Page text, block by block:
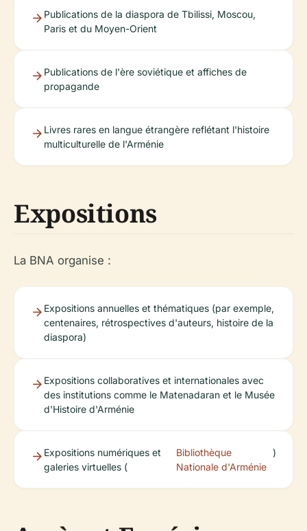
Publications de la diaspora de Tbilissi, Moscou,
Paris et du Moyen-Orient
Publications de l'ère soviétique et affiches de
propagande
Livres rares en langue étrangère reflétant l'histoire
multiculturelle de l'Arménie
Expositions
La BNA organise :
Expositions annuelles et thématiques (par exemple,
centenaires, rétrospectives d'auteurs, histoire de la
diaspora)
Expositions collaboratives et internationales avec
des institutions comme le Matenadaran et le Musée
d'Histoire d'Arménie
Expositions numériques et
galeries virtuelles (
Bibliothèque
Nationale d'Arménie
)